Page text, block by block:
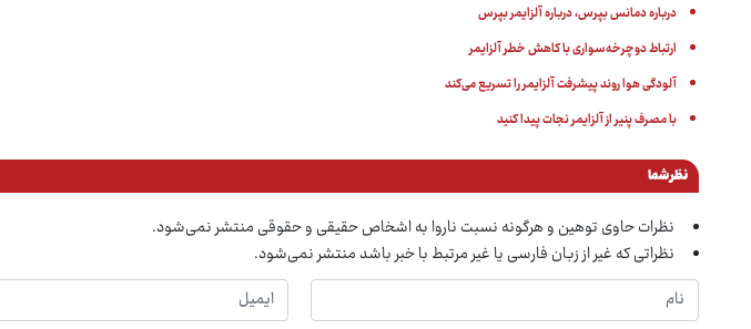
درباره دمانس بپرس، درباره آلزایمر بپرس
ارتباط دوچرخه‌سواری با کاهش خطر آلزایمر
آلودگی هوا روند پیشرفت آلزایمر را تسریع می‌کند
با مصرف پنیر از آلزایمر نجات پیدا کنید
نظر شما
نظرات حاوی توهین و هرگونه نسبت ناروا به اشخاص حقیقی و حقوقی منتشر نمی‌شود.
نظراتی که غیر از زبان فارسی یا غیر مرتبط با خبر باشد منتشر نمی‌شود.